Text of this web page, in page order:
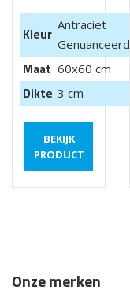
Kleur
Antraciet
Genuanceerd
Maat 60x60 cm
Dikte 3 cm
BEKIJK
PRODUCT
Onze merken